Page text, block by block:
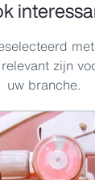
zijn
uw branche.